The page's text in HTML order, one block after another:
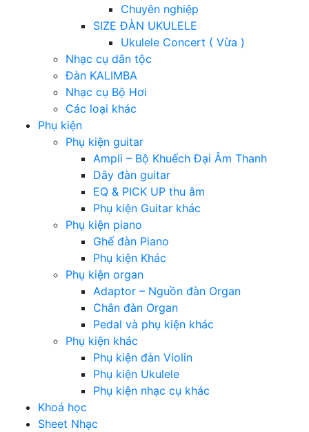
Chuyên nghiệp
SIZE ĐÀN UKULELE
Ukulele Concert ( Vừa )
Nhạc cụ dân tộc
Đàn KALIMBA
Nhạc cụ Bộ Hơi
Các loại khác
Phụ kiện
Phụ kiện guitar
Ampli – Bộ Khuếch Đại Âm Thanh
Dây đàn guitar
EQ & PICK UP thu âm
Phụ kiện Guitar khác
Phụ kiện piano
Ghế đàn Piano
Phụ kiện Khác
Phụ kiện organ
Adaptor – Nguồn đàn Organ
Chân đàn Organ
Pedal và phụ kiện khác
Phụ kiện khác
Phụ kiện đàn Violin
Phụ kiện Ukulele
Phụ kiện nhạc cụ khác
Khoá học
Sheet Nhạc